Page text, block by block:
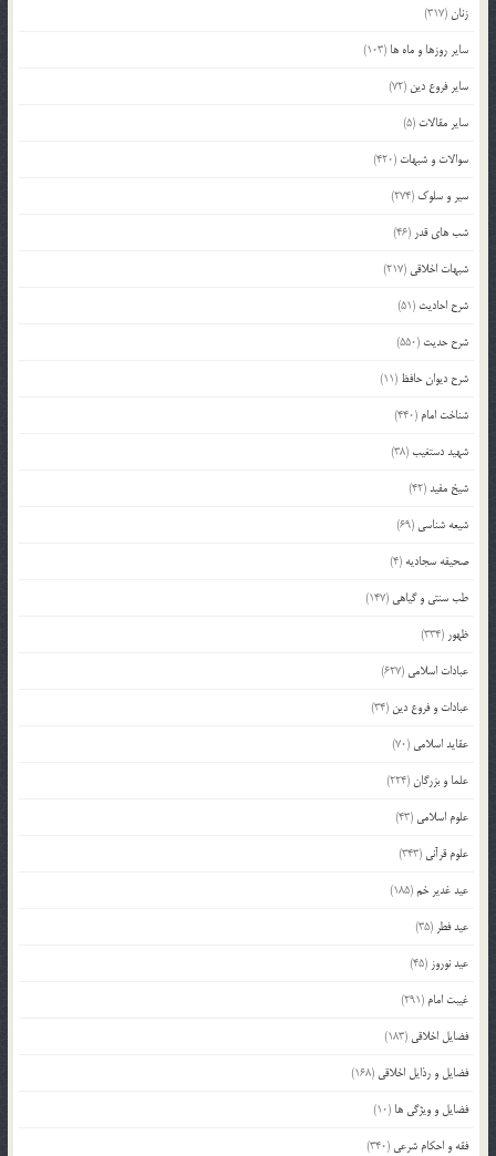
زنان(317)
سایر روزها و ماه ها (103)
سایر فروع دین (72)
سایر مقالات (5)
سوالات و شبهات (420)
سیر و سلوک (274)
شب های قدر (46)
شبهات اخلاقی (217)
شرح احادیث (51)
شرح حدیث (550)
شرح دیوان حافظ (11)
شناخت امام (440)
شهید دستغیب(38)
شیخ مفید(42)
شیعه شناسی (69)
صحیفه سجادیه (4)
طب سنتی و گیاهی (147)
ظهور (334)
عبادات اسلامی (627)
عبادات و فروع دین (34)
عقاید اسلامی (70)
علما و بزرگان(224)
علوم اسلامی (43)
علوم قرآنی (343)
عید غدیر خم(185)
عید فطر (35)
عید نوروز (45)
غیبت امام (291)
فضایل اخلاقی (183)
فضایل و رذایل اخلاقی (168)
فضایل و ویژگی ها (10)
فقه و احکام شرعی (340)